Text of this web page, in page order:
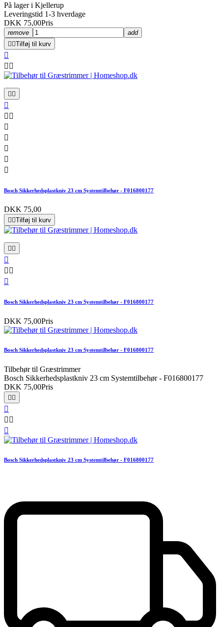
På lager i Kjellerup
Leveringstid 1-3 hverdage
DKK 75,00Pris
remove
add
Tilføj til kurv

 


 





Bosch Sikkerhedsplastkniv 23 cm Systemtilbehør - F016800177
DKK 75,00
 Tilføj til kurv
 

 

Bosch Sikkerhedsplastkniv 23 cm Systemtilbehør - F016800177
DKK 75,00Pris
Bosch Sikkerhedsplastkniv 23 cm Systemtilbehør - F016800177
Tilbehør til Græstrimmer
Bosch Sikkerhedsplastkniv 23 cm Systemtilbehør - F016800177
DKK 75,00Pris
 

 

Bosch Sikkerhedsplastkniv 23 cm Systemtilbehør - F016800177